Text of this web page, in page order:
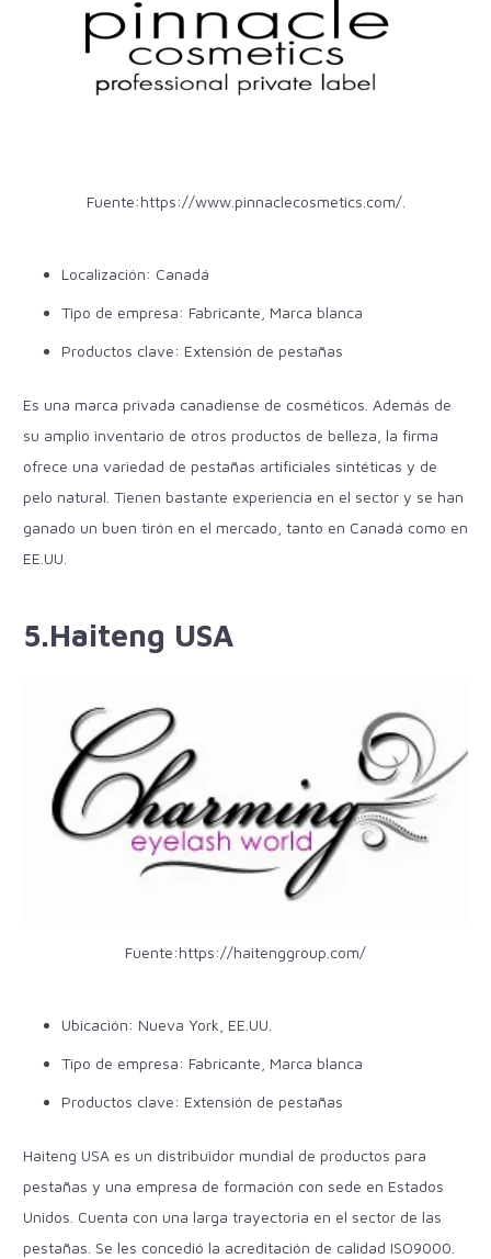
Fuente:https://www.pinnaclecosmetics.com/.
Localización: Canadá
Tipo de empresa: Fabricante, Marca blanca
Productos clave: Extensión de pestañas
Es una marca privada canadiense de cosméticos. Además de
su amplio inventario de otros productos de belleza, la firma
ofrece una variedad de pestañas artificiales sintéticas y de
pelo natural. Tienen bastante experiencia en el sector y se han
ganado un buen tirón en el mercado, tanto en Canadá como en
EE.UU.
5.Haiteng USA
Fuente:https://haitenggroup.com/
Ubicación: Nueva York, EE.UU.
Tipo de empresa: Fabricante, Marca blanca
Productos clave: Extensión de pestañas
Haiteng USA es un distribuidor mundial de productos para
pestañas y una empresa de formación con sede en Estados
Unidos. Cuenta con una larga trayectoria en el sector de las
pestañas. Se les concedió la acreditación de calidad ISO9000.